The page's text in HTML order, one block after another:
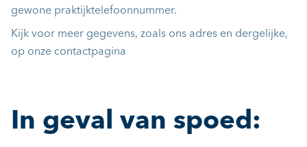
gewone praktijktelefoonnummer.
Kijk voor meer gegevens, zoals ons adres en dergelijke,
op onze contactpagina
In geval van spoed: